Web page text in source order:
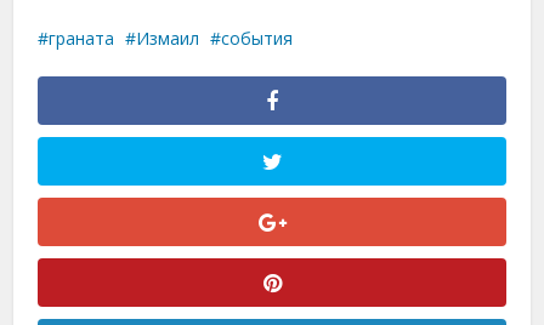
граната Измаил события